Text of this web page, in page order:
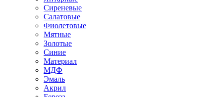
Сиреневые
Салатовые
Фиолетовые
Мятные
Золотые
Синие
Материал
МДФ
Эмаль
Акрил